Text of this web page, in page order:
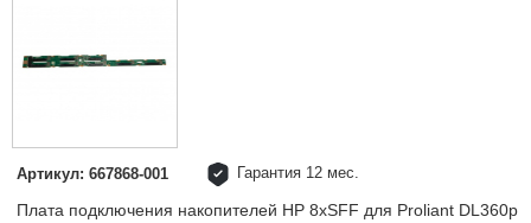
Артикул: 667868-001 Гарантия 12 мес.
Плата подключения накопителей HP 8xSFF для Proliant DL360p